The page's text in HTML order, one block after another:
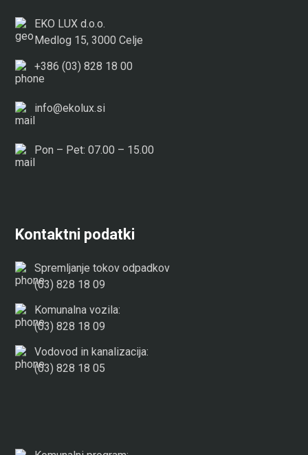
EKO LUX d.o.o.
Medlog 15, 3000 Celje
+386 (03) 828 18 00
info@ekolux.si
Pon – Pet: 07.00 – 15.00
Kontaktni podatki
Spremljanje tokov odpadkov
(03) 828 18 09
Komunalna vozila:
(03) 828 18 09
Vodovod in kanalizacija:
(03) 828 18 05